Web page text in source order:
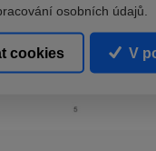
osobních údajů.
cookies V